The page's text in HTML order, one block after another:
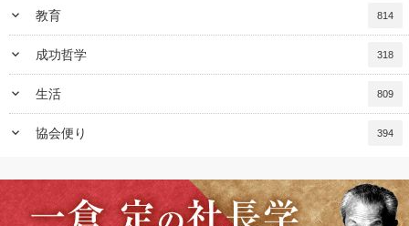
keyboard_arrow_down 教育 814
keyboard_arrow_down 成功哲学 318
keyboard_arrow_down 生活 809
keyboard_arrow_down 協会便り 394